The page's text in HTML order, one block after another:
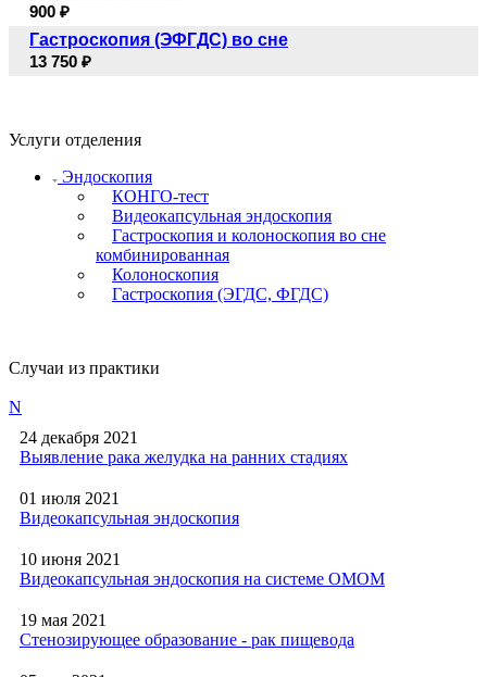
900 ₽
Гастроскопия (ЭФГДС) во сне
13 750 ₽
Услуги отделения
Эндоскопия
КОНГО-тест
Видеокапсульная эндоскопия
Гастроскопия и колоноскопия во сне
комбинированная
Колоноскопия
Гастроскопия (ЭГДС, ФГДС)
Случаи из практики
N
24 декабря 2021
Выявление рака желудка на ранних стадиях
01 июля 2021
Видеокапсульная эндоскопия
10 июня 2021
Видеокапсульная эндоскопия на системе ОМОМ
19 мая 2021
Стенозирующее образование - рак пищевода